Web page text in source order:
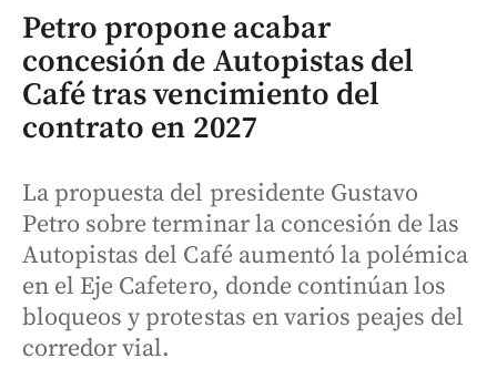
Petro propone acabar
concesión de Autopistas del
Café tras vencimiento del
contrato en 2027
La propuesta del presidente Gustavo
Petro sobre terminar la concesión de las
Autopistas del Café aumentó la polémica
en el Eje Cafetero, donde continúan los
bloqueos y protestas en varios peajes del
corredor vial.